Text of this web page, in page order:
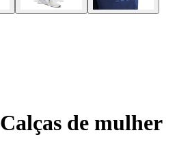
Calças de mulher